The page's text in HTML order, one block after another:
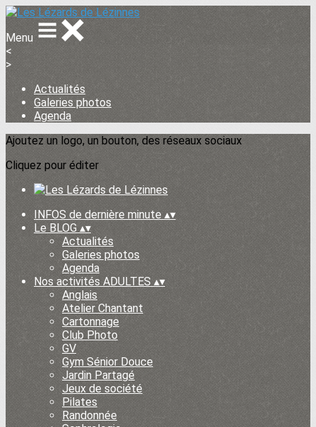
Menu
<
>
Actualités
Galeries photos
Agenda
Ajoutez un logo, un bouton, des réseaux sociaux
Cliquez pour éditer
INFOS de dernière minute▴▾
Le BLOG▴▾
Actualités
Galeries photos
Agenda
Nos activités ADULTES ▴▾
Anglais
Atelier Chantant
Cartonnage
Club Photo
GV
Gym Sénior Douce
Jardin Partagé
Jeux de société
Pilates
Randonnée